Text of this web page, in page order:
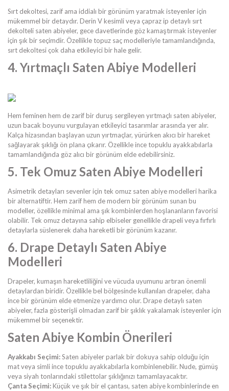
Sırt dekoltesi, zarif ama iddialı bir görünüm yaratmak isteyenler için
mükemmel bir detaydır. Derin V kesimli veya çapraz ip detaylı sırt
dekolteli saten abiyeler, gece davetlerinde göz kamaştırmak isteyenler
için şık bir seçimdir. Özellikle topuz saç modelleriyle tamamlandığında,
sırt dekoltesi çok daha etkileyici bir hale gelir.
4. Yırtmaçlı Saten Abiye Modelleri
Hem feminen hem de zarif bir duruş sergileyen yırtmaçlı saten abiyeler,
uzun bacak boyunu vurgulayan etkileyici tasarımlar arasında yer alır.
Kalça hizasından başlayan uzun yırtmaçlar, yürürken akıcı bir hareket
sağlayarak şıklığı ön plana çıkarır. Özellikle ince topuklu ayakkabılarla
tamamlandığında göz alıcı bir görünüm elde edebilirsiniz.
5. Tek Omuz Saten Abiye Modelleri
Asimetrik detayları sevenler için tek omuz saten abiye modelleri harika
bir alternatiftir. Hem zarif hem de modern bir görünüm sunan bu
modeller, özellikle minimal ama şık kombinlerden hoşlananların favorisi
olabilir. Tek omuz detayına sahip elbiseler genellikle drapeli veya fırfırlı
detaylarla süslenerek daha hareketli bir görünüm kazanır.
6. Drape Detaylı Saten Abiye
Modelleri
Drapeler, kumaşın hareketliliğini ve vücuda uyumunu artıran önemli
detaylardan biridir. Özellikle bel bölgesinde kullanılan drapeler, daha
ince bir görünüm elde etmenize yardımcı olur. Drape detaylı saten
abiyeler, fazla gösterişli olmadan zarif bir şıklık yakalamak isteyenler için
mükemmel bir seçenektir.
Saten Abiye Kombin Önerileri
Ayakkabı Seçimi:Saten abiyeler parlak bir dokuya sahip olduğu için
mat veya simli ince topuklu ayakkabılarla kombinlenebilir. Nude, gümüş
veya siyah tonlarındaki stilettolar şıklığınızı tamamlayacaktır.
Çanta Seçimi:Küçük ve şık bir el çantası, saten abiye kombinlerinde en